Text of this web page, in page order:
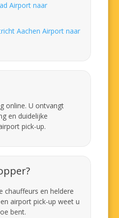
Airport naar
Aachen Airport naar
online. U ontvangt
en duidelijke
pick-up.
chauffeurs en heldere
airport pick-up weet u
bent.